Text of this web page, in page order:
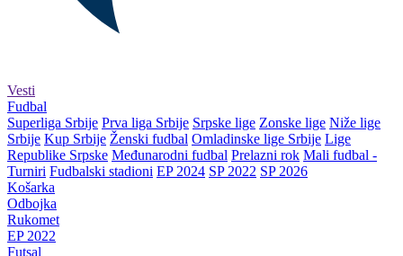
Vesti
Fudbal
Superliga Srbije Prva liga Srbije Srpske lige Zonske lige Niže lige
Srbije Kup Srbije Ženski fudbal Omladinske lige Srbije Lige
Republike Srpske Međunarodni fudbal Prelazni rok Mali fudbal -
Turniri Fudbalski stadioni EP 2024 SP 2022 SP 2026
Košarka
Odbojka
Rukomet
EP 2022
Futsal